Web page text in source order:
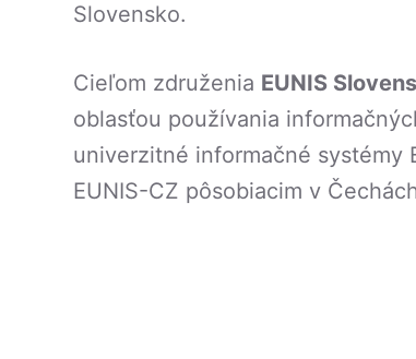
Slovensko.
Cieľom združenia EUNIS
oblasťou používania
univerzitné informačné systémy
EUNIS-CZ pôsobiacim v